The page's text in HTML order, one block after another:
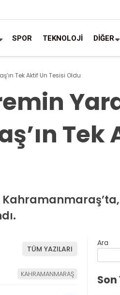
SPOR TEKNOLOJİ DİĞER
Tek Aktif Un Tesisi Oldu
Tek
TÜM YAZILARI
KAHRAMANMARAŞ
Ara
Son